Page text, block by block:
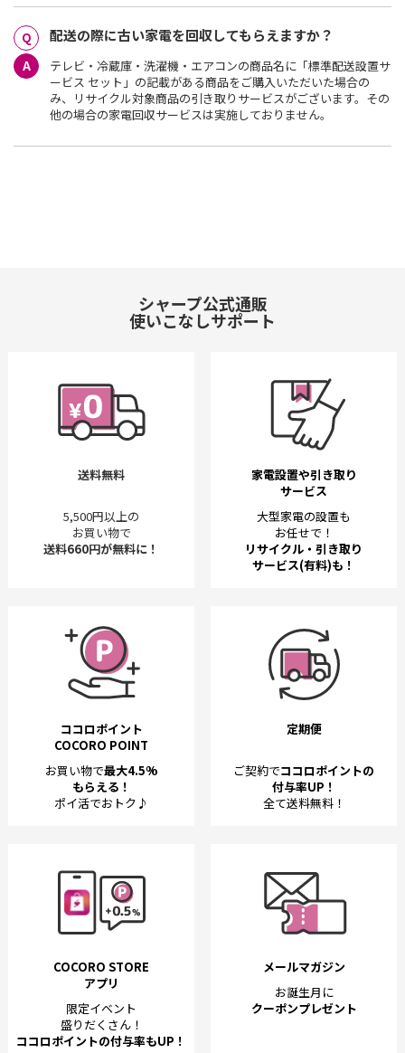
配送の際に古い家電を回収してもらえますか？
テレビ・冷蔵庫・洗濯機・エアコンの商品名に「標準配送設置サ
ービス セット」の記載がある商品をご購入いただいた場合の
み、リサイクル対象商品の引き取りサービスがございます。その
他の場合の家電回収サービスは実施しておりません。
シャープ公式通販
使いこなしサポート
送料無料
5,500円以上の
お買い物で
送料660円が無料に！
家電設置や引き取り
サービス
大型家電の設置も
お任せで！
リサイクル・引き取り
サービス(有料)も！
ココロポイント
COCORO POINT
お買い物で最大4.5%
もらえる！
ポイ活でおトク♪
定期便
ご契約でココロポイントの
付与率UP！
全て送料無料！
COCORO STORE
アプリ
限定イベント
盛りだくさん！
ココロポイントの付与率もUP！
メールマガジン
お誕生月に
クーポンプレゼント